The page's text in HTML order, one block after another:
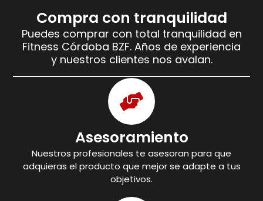
Compra con tranquilidad
Puedes comprar con total tranquilidad en
Fitness Córdoba BZF. Años de experiencia
y nuestros clientes nos avalan.
Asesoramiento
Nuestros profesionales te asesoran para que
adquieras el producto que mejor se adapte a tus
objetivos.